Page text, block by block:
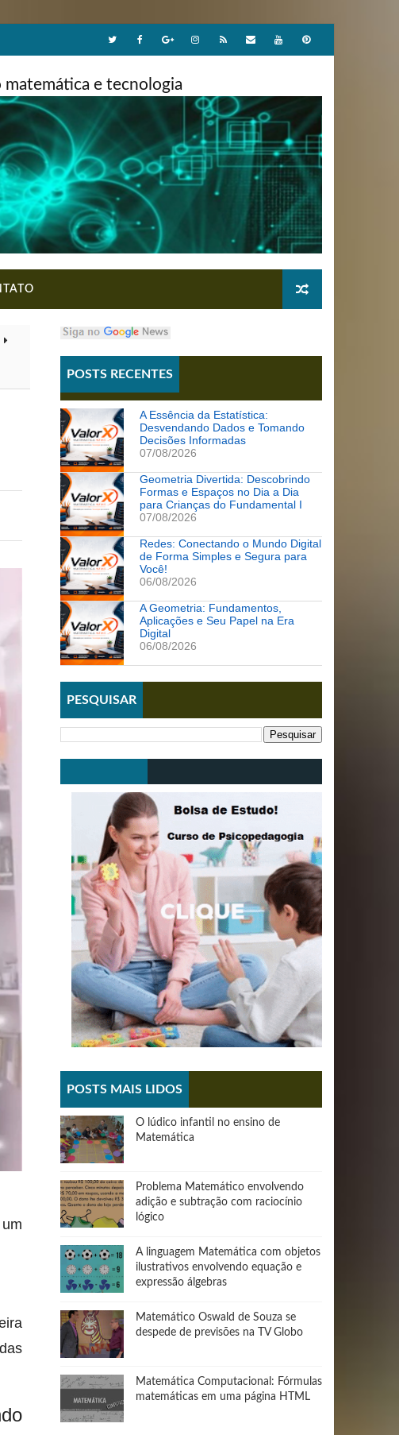
e tecnologia
POSTS RECENTES
A Essência da Estatística:
Desvendando Dados e Tomando
Decisões Informadas
07/08/2026
Geometria Divertida: Descobrindo
Formas e Espaços no Dia a Dia
para Crianças do Fundamental I
07/08/2026
Redes: Conectando o Mundo Digital
de Forma Simples e Segura para
Você!
06/08/2026
A Geometria: Fundamentos,
Aplicações e Seu Papel na Era
Digital
06/08/2026
PESQUISAR
POSTS MAIS LIDOS
O lúdico infantil no ensino de
Matemática
Problema Matemático envolvendo
adição e subtração com raciocínio
lógico
A linguagem Matemática com objetos
ilustrativos envolvendo equação e
expressão álgebras
Matemático Oswald de Souza se
despede de previsões na TV Globo
Matemática Computacional: Fórmulas
matemáticas em uma página HTML